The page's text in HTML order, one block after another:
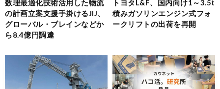
数理最適化技術活用した物流
の計画立案支援手掛けるJIJ、
グローバル・ブレインなどか
ら8.4億円調達
トヨタL&F、国内向け1～3.5t
積みガソリンエンジン式フォ
ークリフトの出荷を再開